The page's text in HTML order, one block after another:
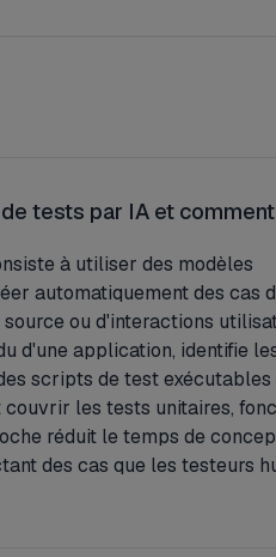
tests par IA et
à utiliser des modèles
automatiquement des cas
ou d'interactions
d'une application, identifie
scripts de test exécutables
les tests unitaires,
réduit le temps de
des cas que les testeurs